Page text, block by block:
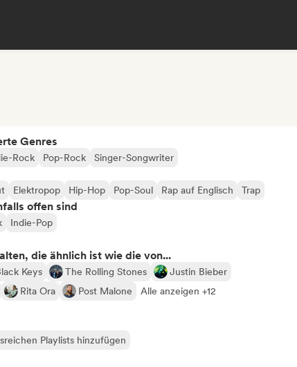
Genres
Rock Pop-Rock Singer-Songwriter
Elektropop Hip-Hop Pop-Soul Rap auf Englisch Trap
offen sind
Indie-Pop
die ähnlich ist wie die von...
Keys The Rolling Stones
Justin Bieber
Rita Ora Post Malone Alle anzeigen +12
Playlists hinzufügen